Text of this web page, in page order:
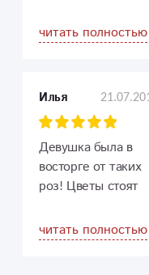
читать полностью
Илья
Девушка была в
восторге от таких
роз! Цветы стоят
Буду заказывать
теперь у вас
читать полностью